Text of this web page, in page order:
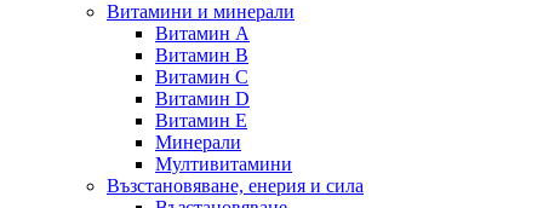
Витамини и минерали
Витамин А
Витамин B
Витамин C
Витамин D
Витамин E
Минерали
Мултивитамини
Възстановяване, енерия и сила